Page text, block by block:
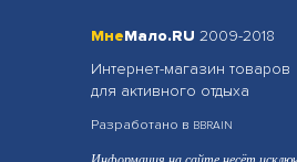
МнеМало.RU 2009-2018
Интернет-магазин товаров
для активного отдыха
Разработано в BBRAIN